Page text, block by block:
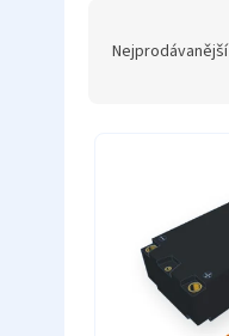
Nejprodávanější